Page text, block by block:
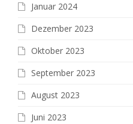
Januar 2024
Dezember 2023
Oktober 2023
September 2023
August 2023
Juni 2023